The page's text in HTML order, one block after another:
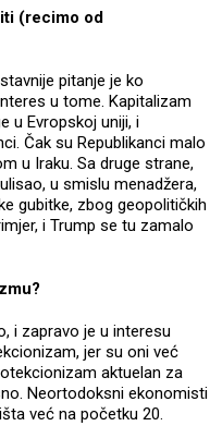
(recimo od
pitanje je ko
u tome. Kapitalizam
u Evropskoj uniji, i
Čak su Republikanci malo
u Iraku. Sa druge strane,
u smislu menadžera,
gubitke, zbog geopolitičkih
i Trump se tu zamalo
i zapravo je u interesu
jer su oni već
aktuelan za
Neortodoksni ekonomisti
već na početku 20.